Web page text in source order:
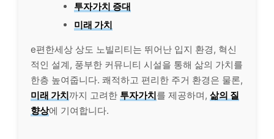
투자가치 증대
미래 가치
e편한세상 상도 노빌리티는 뛰어난 입지 환경, 혁신
적인 설계, 풍부한 커뮤니티 시설을 통해 삶의 가치를
한층 높여줍니다. 쾌적하고 편리한 주거 환경은 물론,
미래 가치까지 고려한 투자가치를 제공하며, 삶의 질
향상에 기여합니다.